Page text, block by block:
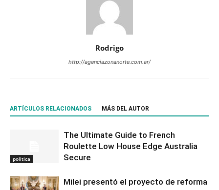
Rodrigo
http://agenciazonanorte.com.ar/
ARTÍCULOS RELACIONADOS MÁS DEL AUTOR
politica
The Ultimate Guide to French
Roulette Low House Edge Australia
Secure
Milei presentó el proyecto de reforma